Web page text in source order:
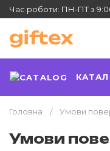
Час роботи: ПН-ПТ з
Головна Умови
Умови